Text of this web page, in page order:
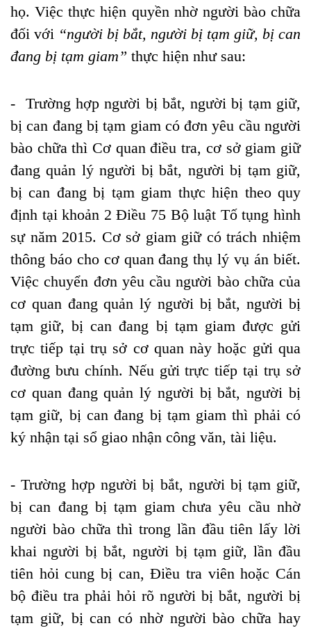
họ. Việc thực hiện quyền nhờ người bào chữa
đối với “người bị bắt, người bị tạm giữ, bị can
đang bị tạm giam” thực hiện như sau:
- Trường hợp người bị bắt, người bị tạm giữ,
bị can đang bị tạm giam có đơn yêu cầu người
bào chữa thì Cơ quan điều tra, cơ sở giam giữ
đang quản lý người bị bắt, người bị tạm giữ,
bị can đang bị tạm giam thực hiện theo quy
định tại khoản 2 Điều 75 Bộ luật Tố tụng hình
sự năm 2015. Cơ sở giam giữ có trách nhiệm
thông báo cho cơ quan đang thụ lý vụ án biết.
Việc chuyển đơn yêu cầu người bào chữa của
cơ quan đang quản lý người bị bắt, người bị
tạm giữ, bị can đang bị tạm giam được gửi
trực tiếp tại trụ sở cơ quan này hoặc gửi qua
đường bưu chính. Nếu gửi trực tiếp tại trụ sở
cơ quan đang quản lý người bị bắt, người bị
tạm giữ, bị can đang bị tạm giam thì phải có
ký nhận tại sổ giao nhận công văn, tài liệu.
- Trường hợp người bị bắt, người bị tạm giữ,
bị can đang bị tạm giam chưa yêu cầu nhờ
người bào chữa thì trong lần đầu tiên lấy lời
khai người bị bắt, người bị tạm giữ, lần đầu
tiên hỏi cung bị can, Điều tra viên hoặc Cán
bộ điều tra phải hỏi rõ người bị bắt, người bị
tạm giữ, bị can có nhờ người bào chữa hay